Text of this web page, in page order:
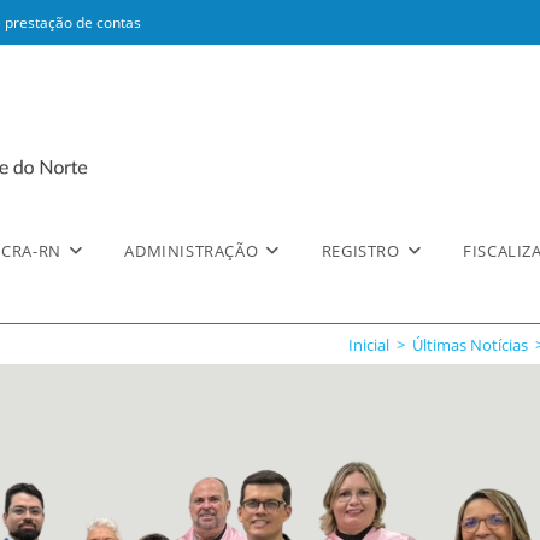
de contas
CRA-RN ADMINISTRAÇÃO REGISTRO
Inicial > Últimas Notícias